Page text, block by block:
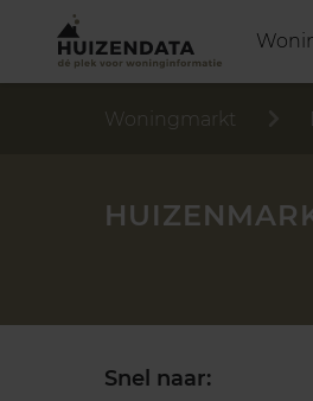
Woningmarkt
Snel naar: